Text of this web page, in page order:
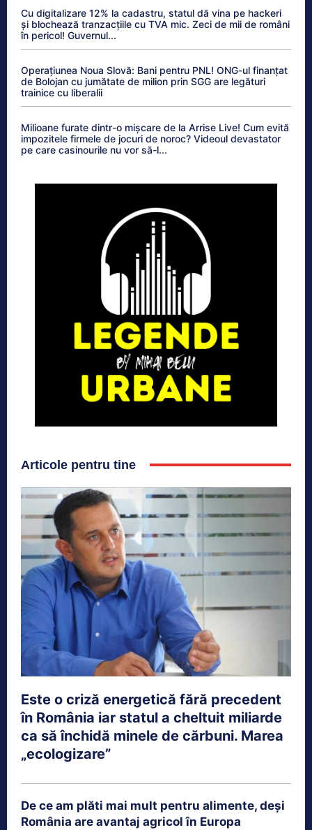
Cu digitalizare 12% la cadastru, statul dă vina pe hackeri
și blochează tranzacțiile cu TVA mic. Zeci de mii de români
în pericol! Guvernul...
Operațiunea Noua Slovă: Bani pentru PNL! ONG-ul finanțat
de Bolojan cu jumătate de milion prin SGG are legături
trainice cu liberalii
Milioane furate dintr-o mișcare de la Arrise Live! Cum evită
impozitele firmele de jocuri de noroc? Videoul devastator
pe care casinourile nu vor să-l...
Articole pentru tine
Este o criză energetică fără precedent
în România iar statul a cheltuit miliarde
ca să închidă minele de cărbuni. Marea
„ecologizare”
De ce am plăti mai mult pentru alimente, deși
România are avantaj agricol în Europa